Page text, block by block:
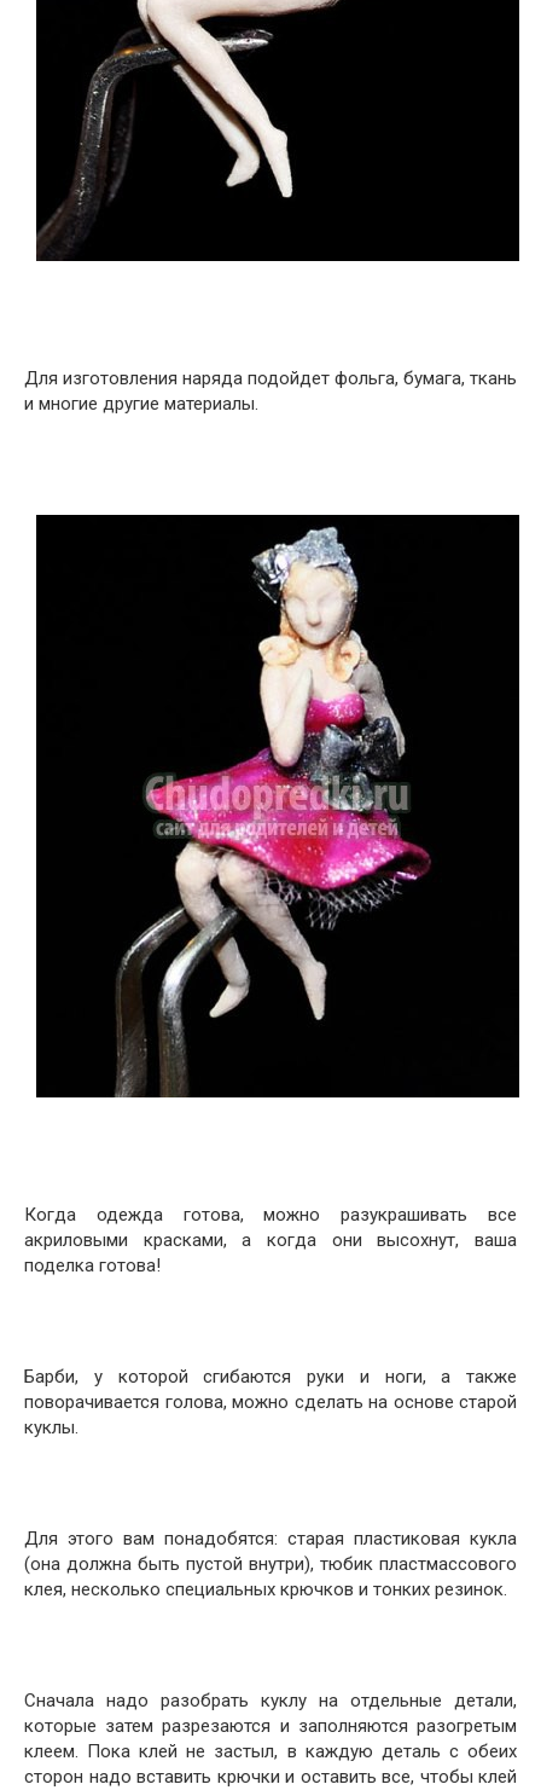
Для изготовления наряда подойдет фольга, бумага, ткань
и многие другие материалы.
Когда одежда готова, можно разукрашивать все
акриловыми красками, а когда они высохнут, ваша
поделка готова!
Барби, у которой сгибаются руки и ноги, а также
поворачивается голова, можно сделать на основе старой
куклы.
Для этого вам понадобятся: старая пластиковая кукла
(она должна быть пустой внутри), тюбик пластмассового
клея, несколько специальных крючков и тонких резинок.
Сначала надо разобрать куклу на отдельные детали,
которые затем разрезаются и заполняются разогретым
клеем. Пока клей не застыл, в каждую деталь с обеих
сторон надо вставить крючки и оставить все, чтобы клей